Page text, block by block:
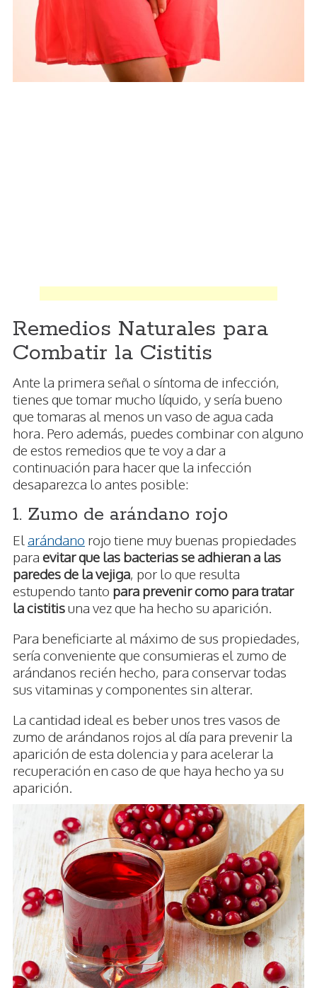
Remedios Naturales para
Combatir la Cistitis
Ante la primera señal o síntoma de infección,
tienes que tomar mucho líquido, y sería bueno
que tomaras al menos un vaso de agua cada
hora. Pero además, puedes combinar con alguno
de estos remedios que te voy a dar a
continuación para hacer que la infección
desaparezca lo antes posible:
1. Zumo de arándano rojo
El arándano rojo tiene muy buenas propiedades
para evitar que las bacterias se adhieran a las
paredes de la vejiga, por lo que resulta
estupendo tanto para prevenir como para tratar
la cistitisuna vez que ha hecho su aparición.
Para beneficiarte al máximo de sus propiedades,
sería conveniente que consumieras el zumo de
arándanos recién hecho, para conservar todas
sus vitaminas y componentes sin alterar.
La cantidad ideal es beber unos tres vasos de
zumo de arándanos rojos al día para prevenir la
aparición de esta dolencia y para acelerar la
recuperación en caso de que haya hecho ya su
aparición.